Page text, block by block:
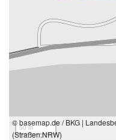
50 m
© basemap.de / BKG |
(Straßen.NRW)